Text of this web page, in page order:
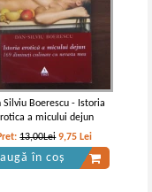
Silviu Boerescu - Istoria
a micului dejun
13,00Lei 9,75 Lei
în coș